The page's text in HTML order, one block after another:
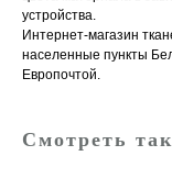
устройства.
Интернет-магазин
населенные пункты
Европочтой.
Смотреть